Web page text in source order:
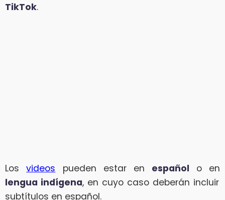
TikTok.
Losvideos pueden estar en español o en
lengua indígena, en cuyo caso deberán incluir
subtítulos en español.